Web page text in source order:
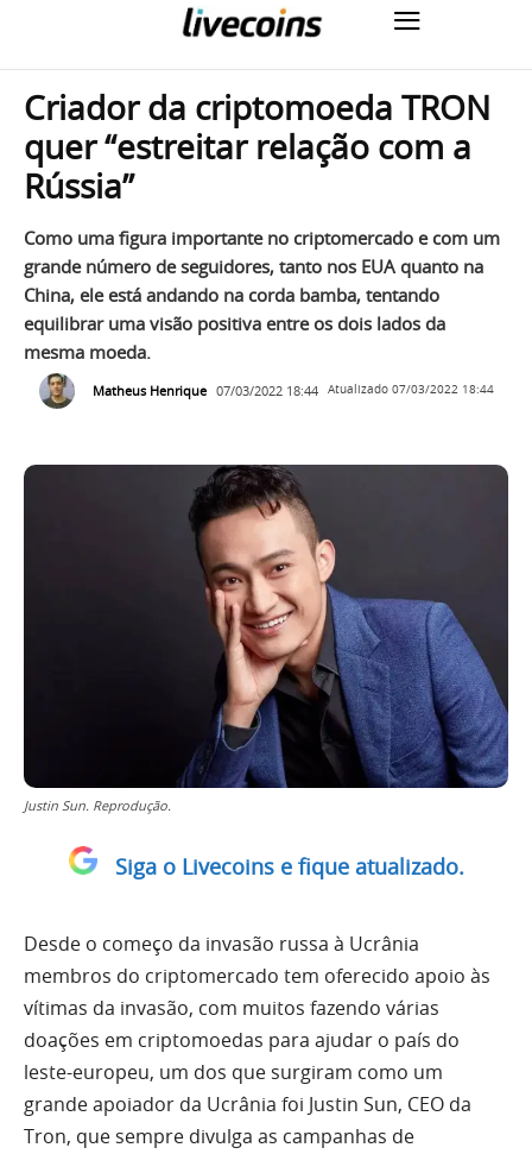
Criador da criptomoeda TRON
quer “estreitar relação com a
Rússia”
Como uma figura importante no criptomercado e com um
grande número de seguidores, tanto nos EUA quanto na
China, ele está andando na corda bamba, tentando
equilibrar uma visão positiva entre os dois lados da
mesma moeda.
Matheus Henrique 07/03/2022 18:44 Atualizado 07/03/2022 18:44
Justin Sun. Reprodução.
Siga o Livecoins e fique atualizado.
Desde o começo da invasão russa à Ucrânia
membros do criptomercado tem oferecido apoio às
vítimas da invasão, com muitos fazendo várias
doações em criptomoedas para ajudar o país do
leste-europeu, um dos que surgiram como um
grande apoiador da Ucrânia foi Justin Sun, CEO da
Tron, que sempre divulga as campanhas de